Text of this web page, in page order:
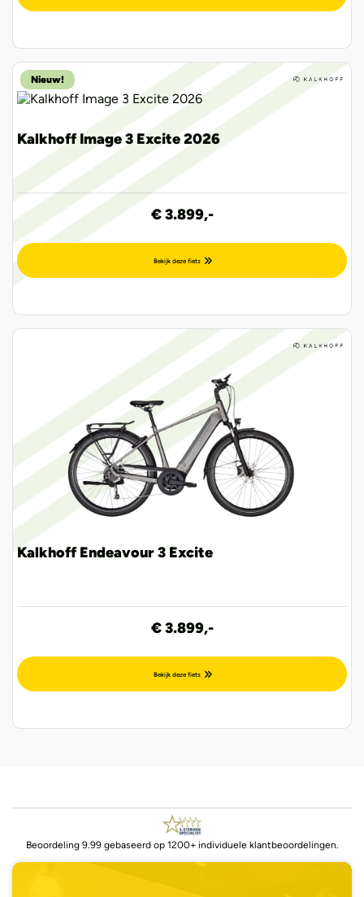
Kalkhoff Image 3 Excite 2026
€ 3.899,-
Bekijk deze fiets
Nieuw!
Kalkhoff Endeavour 3 Excite
€ 3.899,-
Bekijk deze fiets
Beoordeling 9.99 gebaseerd op 1200+ individuele klantbeoordelingen.